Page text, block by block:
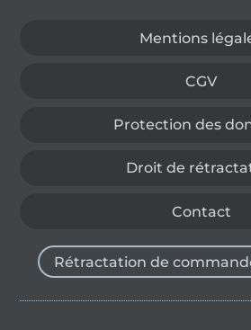
Mentions
CGV
Protection des
Droit de
Contact
Rétractation de